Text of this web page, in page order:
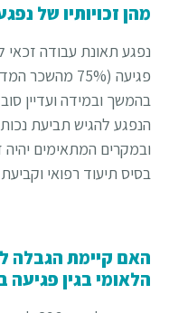
מהן זכויותיו של
נפגע תאונת עבודה זכאי
בהמשך ובמידה ועדיין
הנפגע להגיש תביעת
ובמקרים המתאימים
בסיס תיעוד רפואי
האם קיימת הגבלה
הלאומי בגין פגיעה